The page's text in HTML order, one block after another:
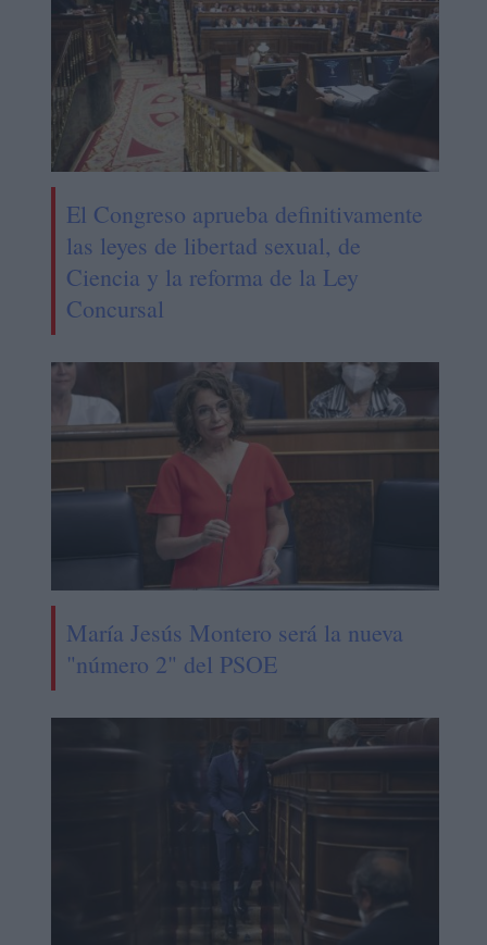
El Congreso aprueba definitivamente
las leyes de libertad sexual, de
Ciencia y la reforma de la Ley
Concursal
María Jesús Montero será la nueva
"número 2" del PSOE